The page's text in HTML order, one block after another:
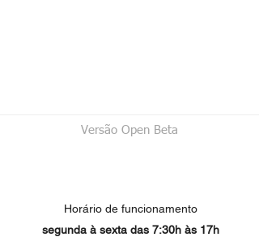
Versão Open Beta
Horário de funcionamento
segunda à sexta das 7:30h às 17h